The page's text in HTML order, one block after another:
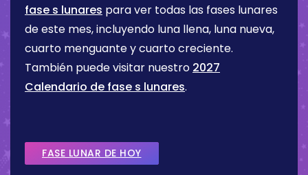
fase s lunares para ver todas las fases lunares
de este mes, incluyendo luna llena, luna nueva,
cuarto menguante y cuarto creciente.
También puede visitar nuestro 2027
Calendario de fase s lunares.
FASE LUNAR DE HOY